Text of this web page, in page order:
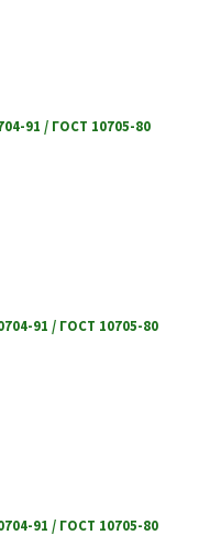
91 / ГОСТ 10705-80
91 / ГОСТ 10705-80
91 / ГОСТ 10705-80